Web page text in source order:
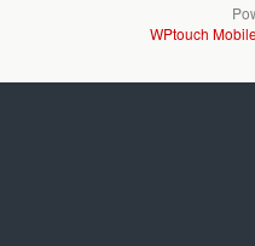
WPtouch